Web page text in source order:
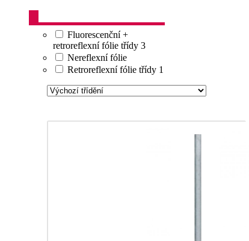
Fluorescenční +
retroreflexní fólie třídy 3
Nereflexní fólie
Retroreflexní fólie třídy 1